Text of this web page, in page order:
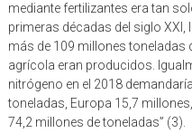
primeras décadas del siglo XXI,
más de 109 millones toneladas
agrícola eran producidos.
nitrógeno en el 2018
toneladas, Europa 15,7
74,2 millones de toneladas” (3).